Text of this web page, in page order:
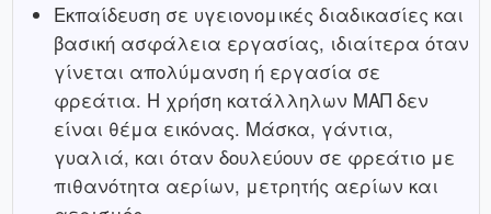
Εκπαίδευση σε υγειονομικές διαδικασίες και
βασική ασφάλεια εργασίας, ιδιαίτερα όταν
γίνεται απολύμανση ή εργασία σε
φρεάτια. Η χρήση κατάλληλων ΜΑΠ δεν
είναι θέμα εικόνας. Μάσκα, γάντια,
γυαλιά, και όταν δουλεύουν σε φρεάτιο με
πιθανότητα αερίων, μετρητής αερίων και